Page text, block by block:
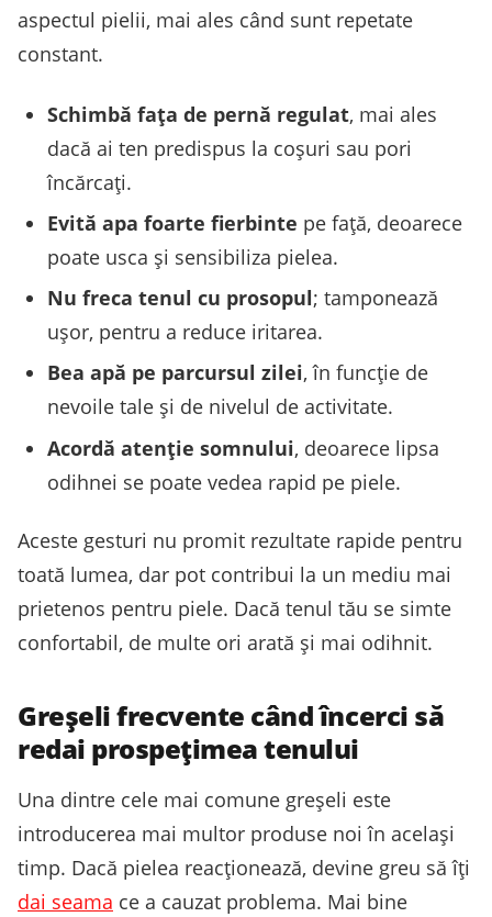
aspectul pielii, mai ales când sunt repetate
constant.
Schimbă fața de pernă regulat, mai ales
dacă ai ten predispus la coșuri sau pori
încărcați.
Evită apa foarte fierbinte pe față, deoarece
poate usca și sensibiliza pielea.
Nu freca tenul cu prosopul; tamponează
ușor, pentru a reduce iritarea.
Bea apă pe parcursul zilei, în funcție de
nevoile tale și de nivelul de activitate.
Acordă atenție somnului, deoarece lipsa
odihnei se poate vedea rapid pe piele.
Aceste gesturi nu promit rezultate rapide pentru
toată lumea, dar pot contribui la un mediu mai
prietenos pentru piele. Dacă tenul tău se simte
confortabil, de multe ori arată și mai odihnit.
Greșeli frecvente când încerci să
redai prospețimea tenului
Una dintre cele mai comune greșeli este
introducerea mai multor produse noi în același
timp. Dacă pielea reacționează, devine greu să îți
dai seama ce a cauzat problema. Mai bine